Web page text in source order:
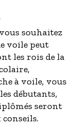
souhaitez
voile peut
les rois de la
à voile, vous
débutants,
seront